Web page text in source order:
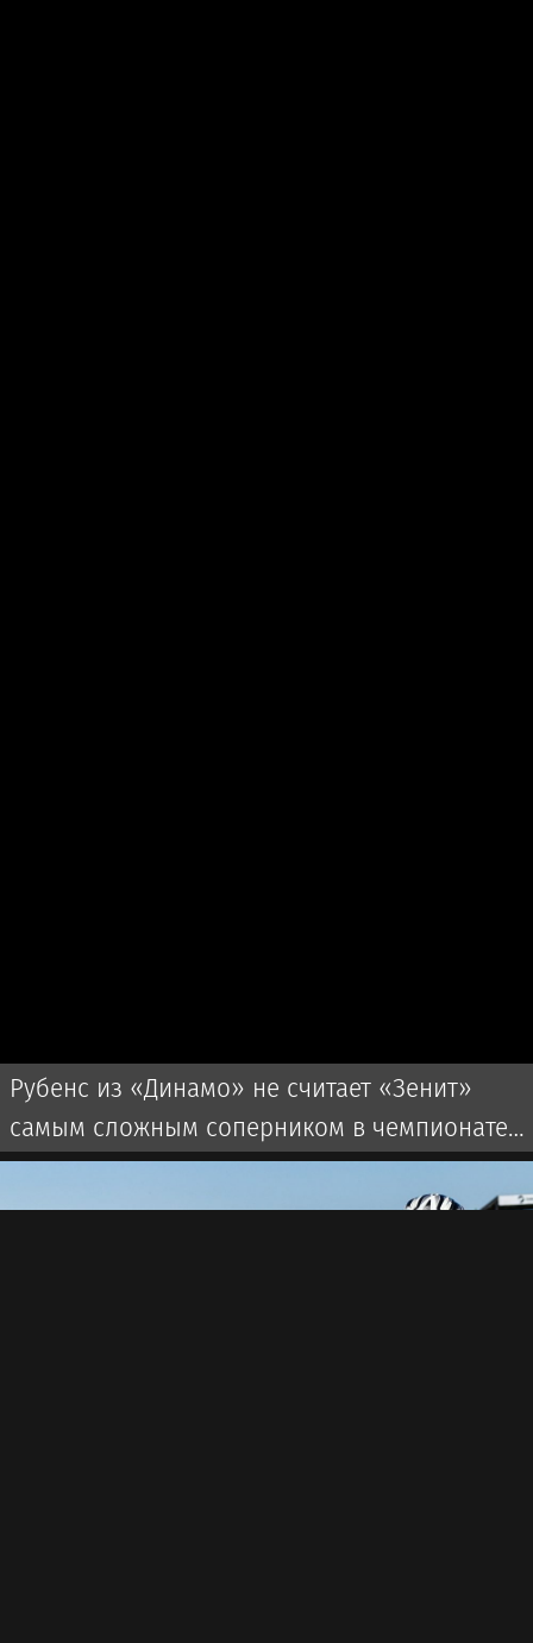
Рубенс из «Динамо» не считает «Зенит»
самым сложным соперником в чемпионате
России